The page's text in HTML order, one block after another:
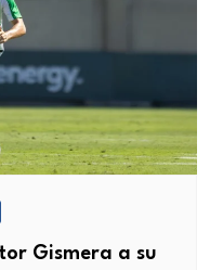
Gismera a su